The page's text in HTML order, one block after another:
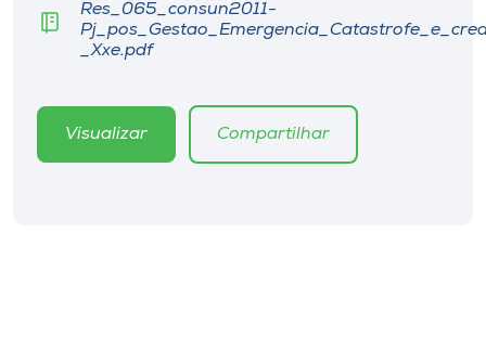
Biblioteca
Rádio
Res_065_consun2011-
_Xxe.pdf
Visualizar Compartilhar